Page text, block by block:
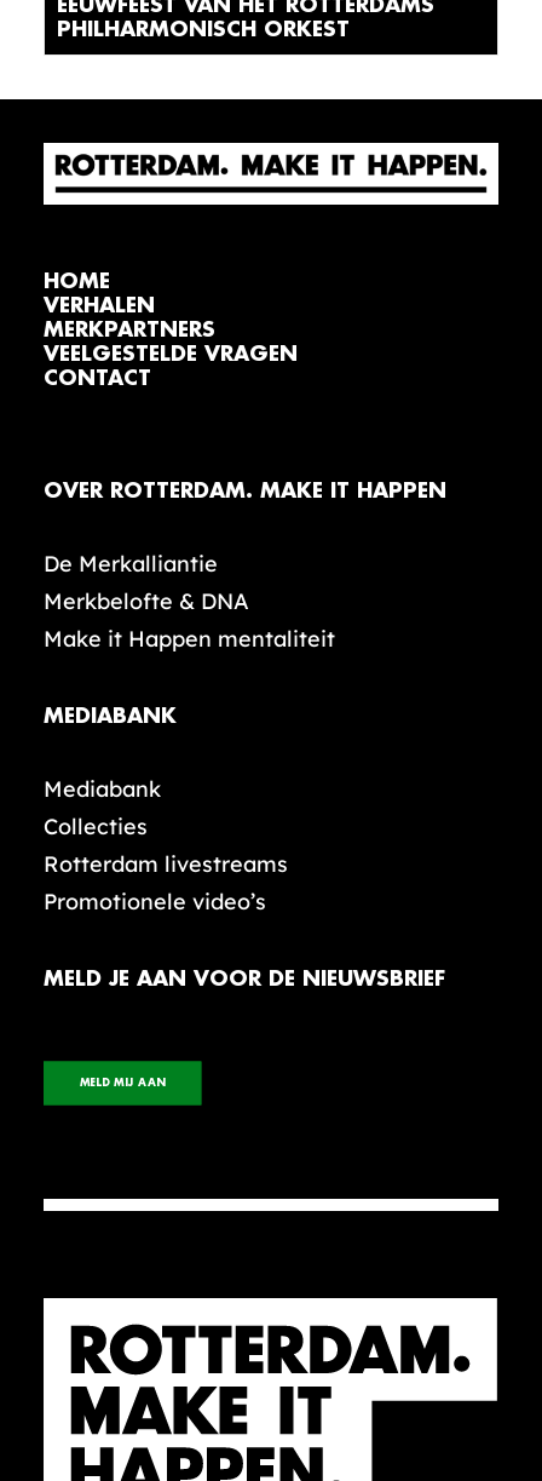
EEUWFEEST VAN HET ROTTERDAMS
PHILHARMONISCH ORKEST
HOME
VERHALEN
MERKPARTNERS
VEELGESTELDE VRAGEN
CONTACT
OVER ROTTERDAM. MAKE IT HAPPEN
De Merkalliantie
Merkbelofte & DNA
Make it Happen mentaliteit
MEDIABANK
Mediabank
Collecties
Rotterdam livestreams
Promotionele video’s
MELD JE AAN VOOR DE NIEUWSBRIEF
MELD MIJ AAN